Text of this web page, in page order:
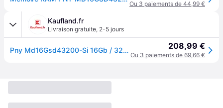
Ou 3 paiements de 44,99 €
Kaufland.fr
Livraison gratuite, 2-5 jours
Pny Md16Gsd43200-Si 16Gb / 3200Mhz/ Ddr4 / Dimm 208,99 €
Ou 3 paiements de 69,66 €